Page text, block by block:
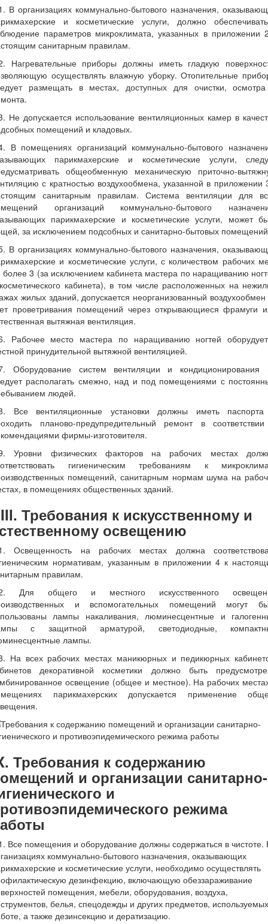
В организациях коммунально-бытового назначения,
и косметические услуги, должно
параметров микроклимата, указанных в приложении
санитарным правилам.
Нагревательные приборы должны иметь гладкую
осуществлять влажную уборку. Отопительные
размещать в местах, доступных для очистки,
Не допускается использование вентиляционных камер в
помещений и кладовых.
В помещениях организаций коммунально-бытового
парикмахерские и косметические услуги,
общеобменную механическую приточно-
с кратностью воздухообмена, указанной в приложении
санитарным правилам. Система вентиляции для
организаций коммунально-бытового
парикмахерские и косметические услуги, может
за исключением подсобных и санитарно-бытовых
В организациях коммунально-бытового назначения,
и косметические услуги, с количеством рабочих
более 3 (за исключением кабинета мастера по наращиванию
кабинета), в том числе расположенных на
жилых зданий, допускается неорганизованный воздухообмен
проветривания помещений через открывающиеся фрамуги
вытяжная вентиляция.
Рабочее место мастера по наращиванию ногтей
принудительной вытяжной вентиляцией.
Оборудование систем вентиляции и кондиционирования
располагать смежно, над и под помещениями с
людей.
Все вентиляционные установки должны иметь
планово-предупредительный ремонт в
фирмы-изготовителя.
Уровни физических факторов на рабочих местах
гигиеническим требованиям к
помещений, санитарным нормам шума на
в помещениях общественных зданий.
Требования к искусственному и
освещению
Освещенность на рабочих местах должна
нормативам, указанным в приложении 4 к
правилам.
Для общего и местного искусственного
и вспомогательных помещений могут
лампы накаливания, люминесцентные и
с защитной арматурой, светодиодные,
лампы.
На всех рабочих местах маникюрных и педикюрных
декоративной косметики должно быть
освещение (общее и местное). На рабочих
парикмахерских допускается применение
Требования к содержанию
и организации санитарно-
и
режима
Все помещения и оборудование должны содержаться в чистоте.
коммунально-бытового назначения, оказывающих
и косметические услуги, необходимо осуществлять
дезинфекцию, включающую обеззараживание
помещения, мебели, оборудования, воздуха,
белья, спецодежды и других предметов,
а также дезинсекцию и дератизацию.